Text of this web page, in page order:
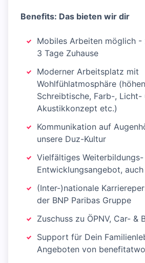
Benefits: Das bieten wir dir
Mobiles Arbeiten möglich -
3 Tage Zuhause
Moderner Arbeitsplatz mit
Wohlfühlatmosphäre
Schreibtische, Farb-, Licht-
Akustikkonzept etc.)
Kommunikation auf
unsere Duz-Kultur
Vielfältiges Weiterbildungs-
Entwicklungsangebot,
(Inter-)nationale
der BNP Paribas Gruppe
Zuschuss zu ÖPNV, Car- &
Support für Dein
Angeboten von